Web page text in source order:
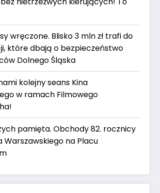
wręczone. Blisko 3 mln zł trafi do
które dbają o bezpieczeństwo
Dolnego Śląska
kolejny seans Kina
w ramach Filmowego
pamięta. Obchody 82. rocznicy
Warszawskiego na Placu